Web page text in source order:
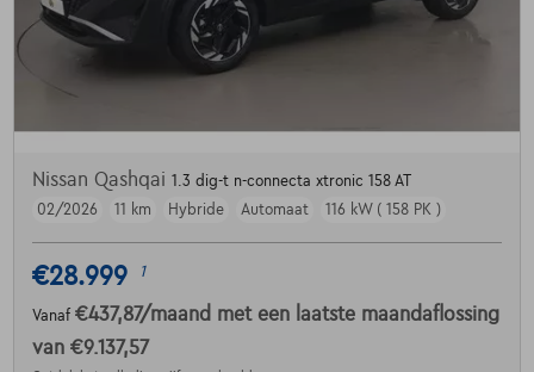
Nissan Qashqai 1.3 dig-t n-connecta xtronic 158 AT
02/2026
11 km Hybride Automaat 116 kW ( 158 PK )
€28.999 1
Vanaf €437,87/maand met een laatste maandaflossing
van €9.137,57